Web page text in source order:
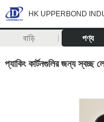
HK UPPERBOND
বাড়ি পণ্য
প্যাকিং কার্টনগুলির জন্য স্বচ্ছ